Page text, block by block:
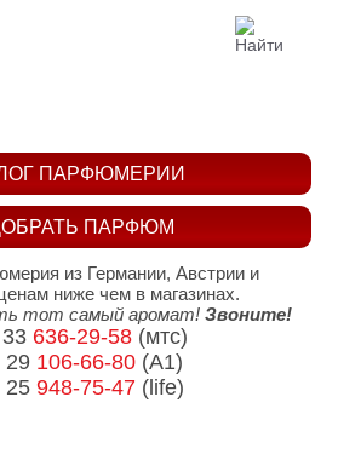
ПАРФЮМ
ПАРФЮМЕРИИ
из Германии, Австрии и
ниже чем в магазинах.
тот самый аромат! Звоните!
636-29-58(мтс)
29 106-66-80 (A1)
25 948-75-47(life)